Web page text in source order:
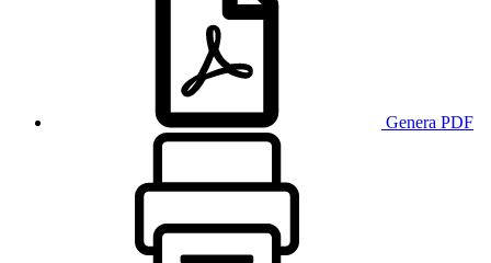
Genera PDF